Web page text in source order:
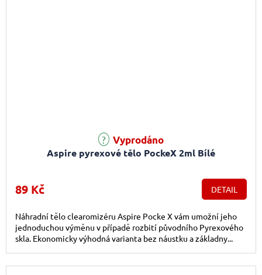
Aspire pyrexové tělo PockeX 2ml Bílé
Vyprodáno
89 Kč DETAIL
Náhradní tělo clearomizéru Aspire Pocke X vám umožní jeho
jednoduchou výměnu v případě rozbití původního Pyrexového
skla. Ekonomicky výhodná varianta bez náustku a základny...